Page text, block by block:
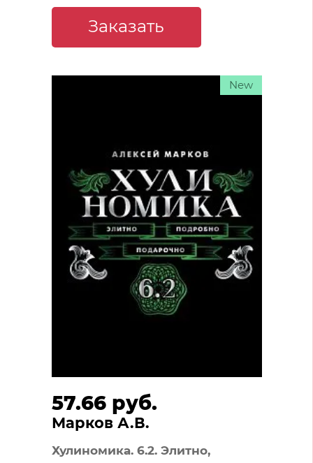
Заказать
57.66 руб.
Марков А.В.
Хулиномика. 6.2. Элитно,
New